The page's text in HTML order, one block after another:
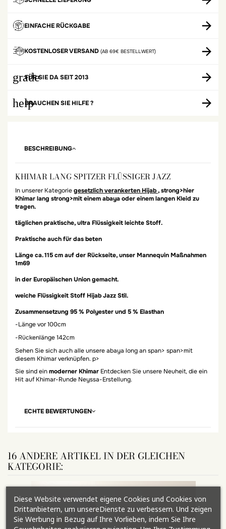
EINFACHE RÜCKGABE
KOSTENLOSER VERSAND (AB 69€ BESTELLWERT)
grade
FÜR SIE DA SEIT 2013
helpBRAUCHEN SIE HILFE ?
BESCHREIBUNG
KHIMAR LANG SPITZER FLÜSSIGER JAZZ
In unserer Kategoriegesetzlich verankerten Hijab, strong>hier
Khimar lang strong>mit einem abaya oder einem langen Kleid zu
tragen.
täglichen praktische, ultra Flüssigkeit leichte Stoff.
Praktische auch für das beten
Länge ca. 115 cm auf der Rückseite, unser Mannequin Maßnahmen
1m69
in der Europäischen Union gemacht.
weiche Flüssigkeit StoffHijab JazzStil.
Zusammensetzung 95 % Polyester und 5 % Elasthan
-Länge vor 100cm
-Rückenlänge 142cm
Sehen Sie sich auch alleunsereabaya long an span> span>mit
diesem Khimar verknüpfen. p>
Sie sind einmoderner Khimar Entdecken Sie unsere Neuheit, die ein
Hit auf Khimar-Runde Neyssa-Erstellung.
ECHTE BEWERTUNGEN
16 ANDERE ARTIKEL IN DER GLEICHEN
KATEGORIE:
Diese Website verwendet eigene Cookies und Cookies von
Drittanbietern, um unsereDienste zu verbessern. Und zeigen
Sie Werbung in Bezug auf Ihre Vorlieben, indem Sie Ihre